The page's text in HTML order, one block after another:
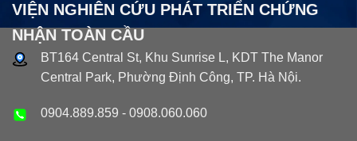
VIỆN NGHIÊN CỨU PHÁT TRIỂN CHỨNG
NHẬN TOÀN CẦU
BT164 Central St, Khu Sunrise L, KDT The Manor
Central Park, Phường Định Công, TP. Hà Nội.
0904.889.859 - 0908.060.060